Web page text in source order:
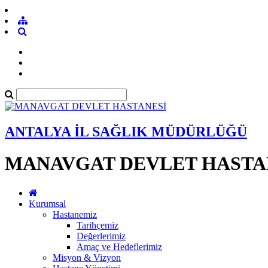
ANTALYA İL SAĞLIK MÜDÜRLÜĞÜ
MANAVGAT DEVLET
Kurumsal
Hastanemiz
Tarihçemiz
Değerlerimiz
Amaç ve Hedeflerimiz
Misyon & Vizyon